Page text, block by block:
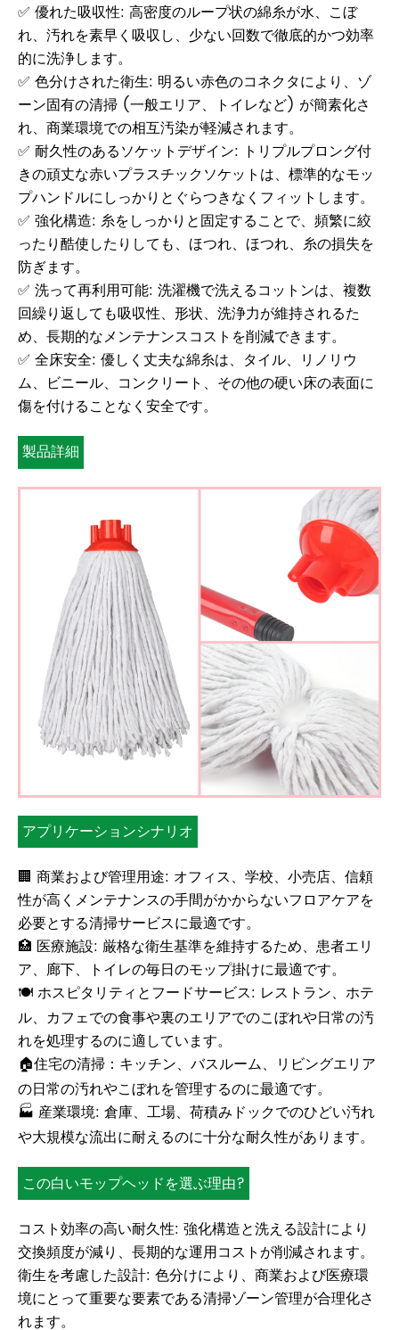
✅ 優れた吸収性: 高密度のループ状の綿糸が水、こぼ
れ、汚れを素早く吸収し、少ない回数で徹底的かつ効率
的に洗浄します。
✅ 色分けされた衛生: 明るい赤色のコネクタにより、ゾ
ーン固有の清掃 (一般エリア、トイレなど) が簡素化さ
れ、商業環境での相互汚染が軽減されます。
✅ 耐久性のあるソケットデザイン: トリプルプロング付
きの頑丈な赤いプラスチックソケットは、標準的なモッ
プハンドルにしっかりとぐらつきなくフィットします。
✅ 強化構造: 糸をしっかりと固定することで、頻繁に絞
ったり酷使したりしても、ほつれ、ほつれ、糸の損失を
防ぎます。
✅ 洗って再利用可能: 洗濯機で洗えるコットンは、複数
回繰り返しても吸収性、形状、洗浄力が維持されるた
め、長期的なメンテナンスコストを削減できます。
✅ 全床安全: 優しく丈夫な綿糸は、タイル、リノリウ
ム、ビニール、コンクリート、その他の硬い床の表面に
傷を付けることなく安全です。
製品詳細
アプリケーションシナリオ
🏢 商業および管理用途: オフィス、学校、小売店、信頼
性が高くメンテナンスの手間がかからないフロアケアを
必要とする清掃サービスに最適です。
🏥 医療施設: 厳格な衛生基準を維持するため、患者エリ
ア、廊下、トイレの毎日のモップ掛けに最適です。
🍽️ ホスピタリティとフードサービス: レストラン、ホテ
ル、カフェでの食事や裏のエリアでのこぼれや日常の汚
れを処理するのに適しています。
🏠住宅の清掃：キッチン、バスルーム、リビングエリア
の日常の汚れやこぼれを管理するのに最適です。
🏭 産業環境: 倉庫、工場、荷積みドックでのひどい汚れ
や大規模な流出に耐えるのに十分な耐久性があります。
この白いモップヘッドを選ぶ理由?
コスト効率の高い耐久性: 強化構造と洗える設計により
交換頻度が減り、長期的な運用コストが削減されます。
衛生を考慮した設計: 色分けにより、商業および医療環
境にとって重要な要素である清掃ゾーン管理が合理化さ
れます。